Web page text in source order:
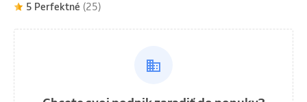
5 Perfektné (25)